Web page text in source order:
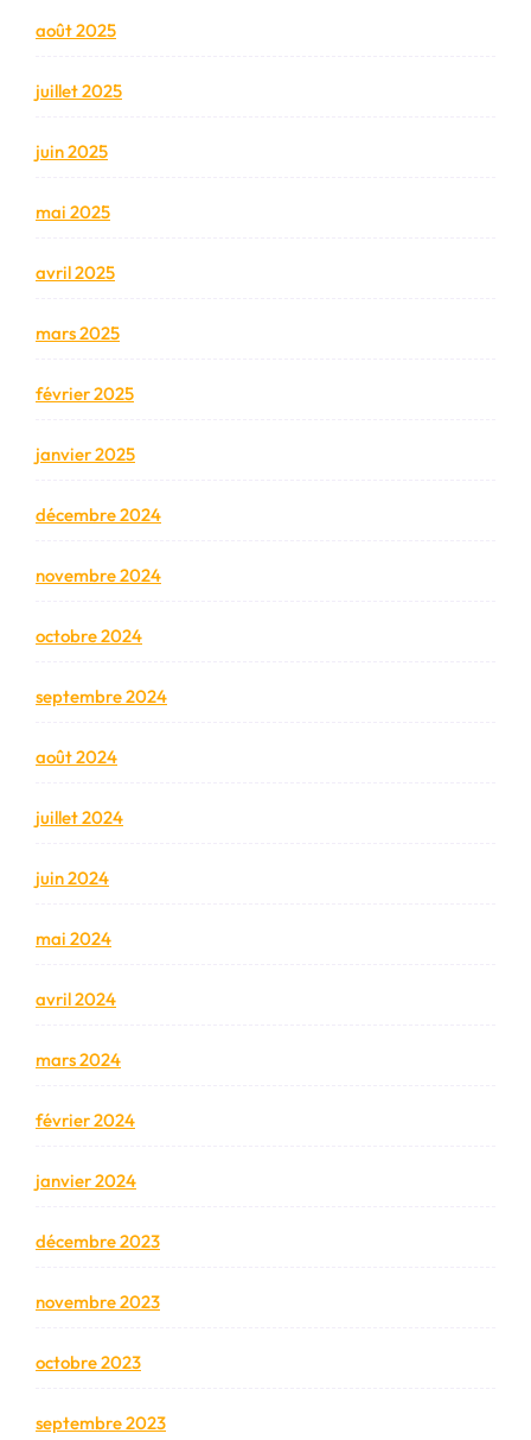
août 2025
juillet 2025
juin 2025
mai 2025
avril 2025
mars 2025
février 2025
janvier 2025
décembre 2024
novembre 2024
octobre 2024
septembre 2024
août 2024
juillet 2024
juin 2024
mai 2024
avril 2024
mars 2024
février 2024
janvier 2024
décembre 2023
novembre 2023
octobre 2023
septembre 2023